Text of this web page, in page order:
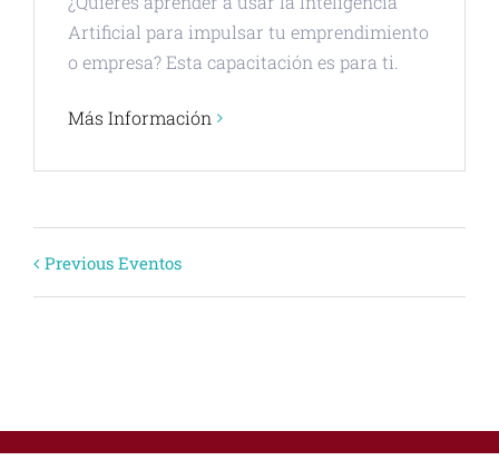
Artificial para impulsar tu emprendimiento
o empresa? Esta capacitación es para ti.
Más Información
Eventos
Lista
Previous Eventos